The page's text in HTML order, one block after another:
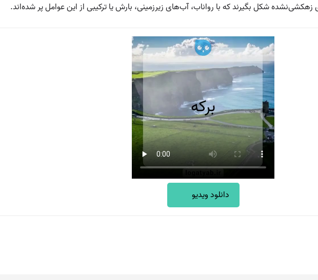
شکل بگیرند که با رواناب، آب‌های زیرزمینی، بارش یا ترکیبی از این عوامل پر شده‌اند.
دانلود ویدیو